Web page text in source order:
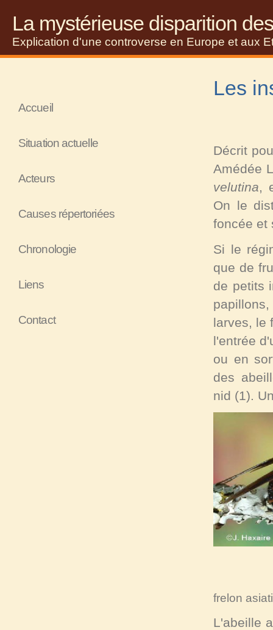
La mystérieuse disparition
Explication d'une controverse en Europe et aux
Les
Décrit
Amédée
velutina,
On le
foncée et
Si le
que de
de petits
larves, le
l'entrée
ou en
des
nid (1).
frelon
L'abeille
Accueil
Situation actuelle
Acteurs
Causes répertoriées
Chronologie
Liens
Contact